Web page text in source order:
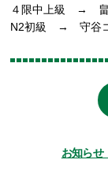
４限中上級 → 畠
N2初級 → 守谷
お知らせ